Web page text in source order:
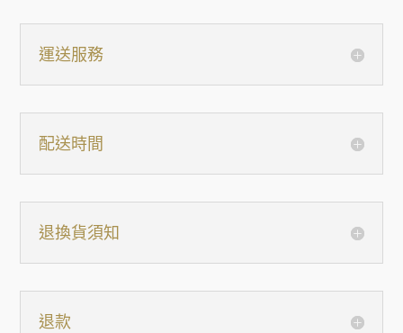
運送服務
配送時間
退換貨須知
退款